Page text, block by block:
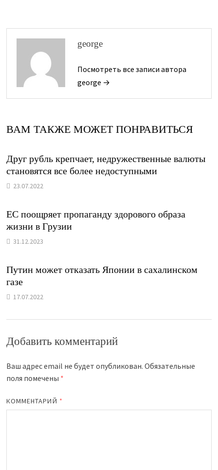
george
Посмотреть все записи автора
george →
ВАМ ТАКЖЕ МОЖЕТ ПОНРАВИТЬСЯ
Друг рубль крепчает, недружественные валюты
становятся все более недоступными
23.07.2022
ЕС поощряет пропаганду здорового образа
жизни в Грузии
31.12.2023
Путин может отказать Японии в сахалинском
газе
17.07.2022
Добавить комментарий
Ваш адрес email не будет опубликован. Обязательные
поля помечены *
КОММЕНТАРИЙ *